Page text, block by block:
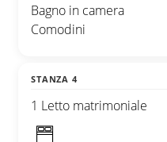
Bagno in camera
Comodini
STANZA 4
1 Letto matrimoniale